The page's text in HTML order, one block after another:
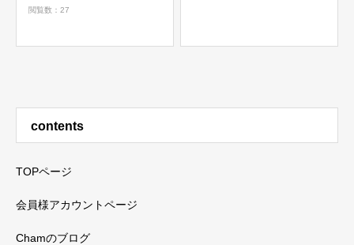
閲覧数：27
contents
TOPページ
会員様アカウントページ
Chamのブログ